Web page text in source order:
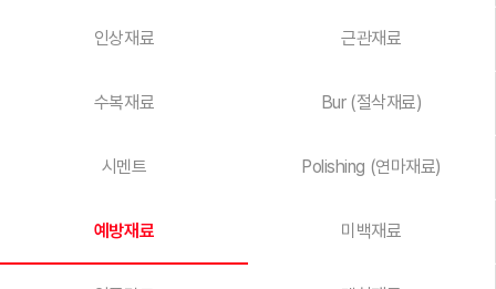
인상재료 근관재료
수복재료 Bur (절삭재료)
시멘트 Polishing (연마재료)
예방재료 미백재료